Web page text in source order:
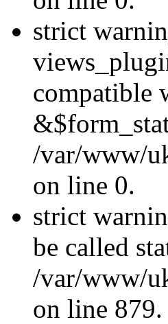
strict
compatible
/var/www/
on line 0.
strict
be called
/var/www/
on line 879.